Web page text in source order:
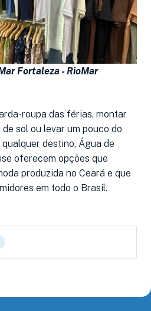
Fortaleza -RioMar
roupa das férias, montar
sol ou levar um pouco do
destino, Água de
oferecem opções que
produzida no Ceará e que
em todo o Brasil.